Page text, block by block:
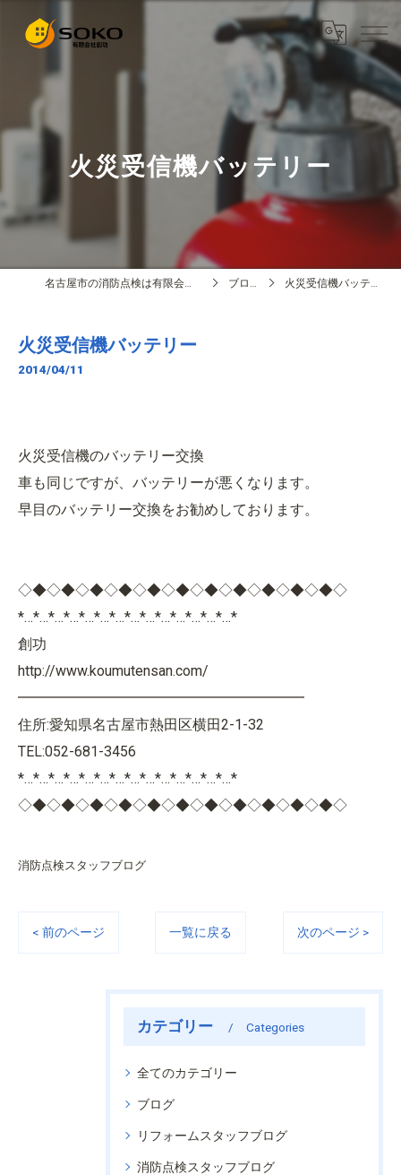
火災受信機バッテリー
名古屋市の消防点検は有限会社創功 ブログ 火災受信機バッテリー
火災受信機バッテリー
2014/04/11
火災受信機のバッテリー交換
車も同じですが、バッテリーが悪くなります。
早目のバッテリー交換をお勧めしております。
◇◆◇◆◇◆◇◆◇◆◇◆◇◆◇◆◇◆◇◆◇◆◇
*…*…*…*…*…*…*…*…*…*…*…*…*…*…*
創功
http://www.koumutensan.com/
━━━━━━━━━━━━━━━━━━━━
住所:愛知県名古屋市熱田区横田2-1-32
TEL:052-681-3456
*…*…*…*…*…*…*…*…*…*…*…*…*…*…*
◇◆◇◆◇◆◇◆◇◆◇◆◇◆◇◆◇◆◇◆◇◆◇
消防点検スタッフブログ
< 前のページ 一覧に戻る 次のページ >
カテゴリー Categories
全てのカテゴリー
ブログ
リフォームスタッフブログ
消防点検スタッフブログ